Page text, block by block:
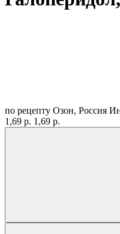
по рецепту Озон, Россия
1,69 р. 1,69 р.